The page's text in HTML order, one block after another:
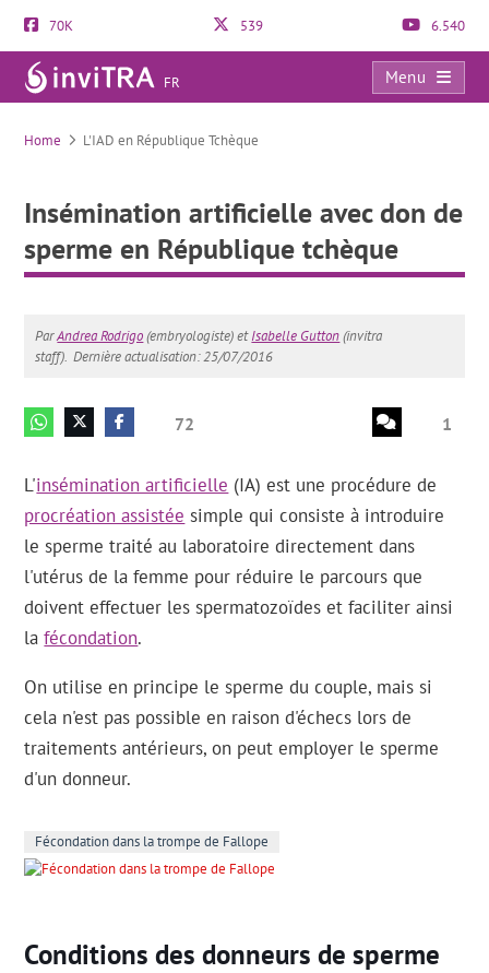
70K 539 6.540
FR
Menu
Insémination artificielle avec don de sperme en République tchèque
Home L'IAD en République Tchèque
Insémination artificielle avec don de
sperme en République tchèque
ParAndrea Rodrigo(embryologiste) etIsabelle Gutton(invitra
staff). Dernière actualisation: 25/07/2016
72 1
L'insémination artificielle (IA) est une procédure de
procréation assistée simple qui consiste à introduire
le sperme traité au laboratoire directement dans
l'utérus de la femme pour réduire le parcours que
doivent effectuer les spermatozoïdes et faciliter ainsi
lafécondation.
On utilise en principe le sperme du couple, mais si
cela n'est pas possible en raison d'échecs lors de
traitements antérieurs, on peut employer le sperme
d'un donneur.
Fécondation dans la trompe de Fallope
Conditions des donneurs de sperme